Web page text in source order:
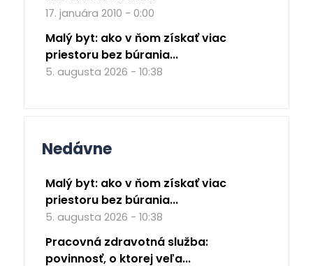
17. januára 2010 - 0:00
Malý byt: ako v ňom získať viac
priestoru bez búrania...
5. augusta 2026 - 10:38
Nedávne
Malý byt: ako v ňom získať viac
priestoru bez búrania...
5. augusta 2026 - 10:38
Pracovná zdravotná služba:
povinnosť, o ktorej veľa...